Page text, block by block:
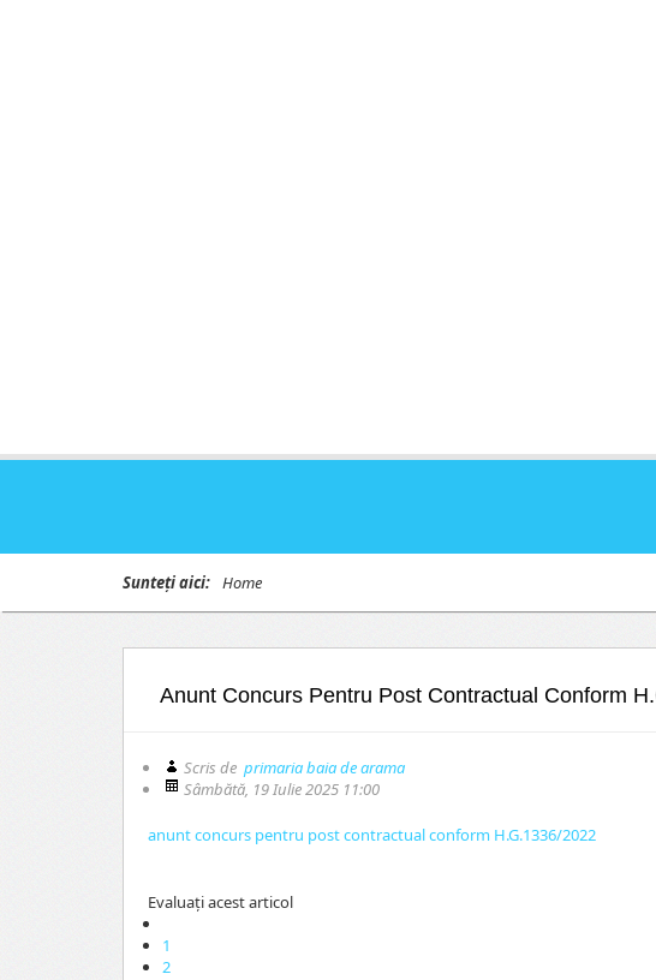
Sunteți aici: Home
Anunt Concurs Pentru Post Contractual Conform
Scris de primaria baia de arama
Sâmbătă, 19 Iulie 2025 11:00
anunt concurs pentru post contractual conform H.G.1336/2022
Evaluaţi acest articol
1
2